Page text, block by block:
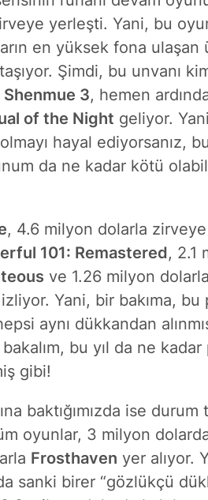
yerleşti. Yani, bu
en yüksek fona
Şimdi, bu unvanı
Shenmue 3, hemen
of the Night geliyor.
hayal ediyorsanız,
da ne kadar kötü
, 4.6 milyon dolarla
101: Remastered, 2.1
ve 1.26 milyon dolarla
izliyor. Yani, bir bakıma,
aynı dükkandan
bu yıl da ne
gibi!
baktığımızda ise
oyunlar, 3 milyon
Frosthaven yer alıyor.
sanki birer “gözlükçü